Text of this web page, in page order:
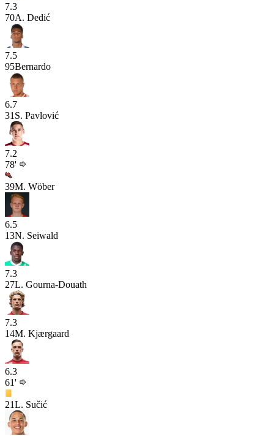
7.3
70A. Dedić
7.5
95Bernardo
6.7
31 S. Pavlović
7.2
78'
39M. Wöber
6.5
13N. Seiwald
7.3
27L. Gourna-Douath
7.3
14M. Kjærgaard
6.3
61'
21L. Sučić